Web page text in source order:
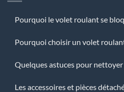
Pourquoi le volet roulant se
Pourquoi choisir un volet
Quelques astuces pour
Les accessoires et pièces